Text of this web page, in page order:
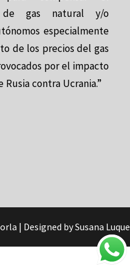
de gas natural y/o
especialmente
de los precios del gas
por el impacto
contra Ucrania.”
| Designed by Susana Luque